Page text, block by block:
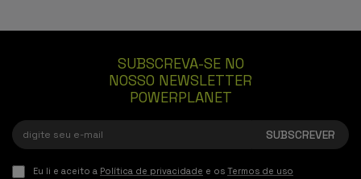
SUBSCREVA-SE NO
NOSSO NEWSLETTER
POWERPLANET
Eu li e aceito a Política de privacidade e os Termos de uso